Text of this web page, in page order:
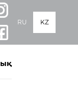
RU KZ